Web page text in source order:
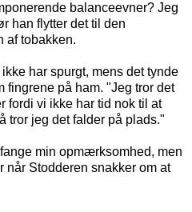
balanceevner? Jeg
han flytter det til den
af tobakken.
har spurgt, mens det tynde
fingrene på ham. "Jeg tror det
fordi vi ikke har tid nok til at
tror jeg det falder på plads."
min opmærksomhed, men
når Stodderen snakker om at